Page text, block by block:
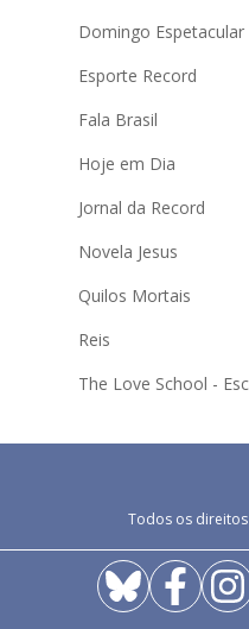
Domingo Espetacular
Esporte Record
Fala Brasil
Hoje em Dia
Jornal da Record
Novela Jesus
Quilos Mortais
Reis
The Love School -
Todos os